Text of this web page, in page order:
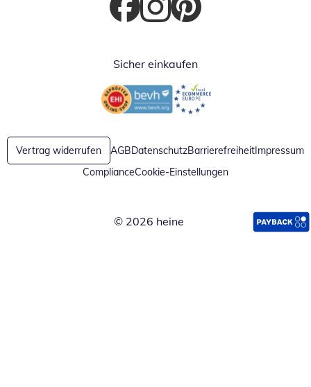
Öffnet in neuem Fenster
Öffnet in neuem Fenster
Öffnet in neuem Fenster
Sicher einkaufen
Öffnet in neuem FensterÖffnet in neuem Fenster
Vertrag widerrufen AGBDatenschutzBarrierefreiheitImpressum
ComplianceCookie-Einstellungen
© 2026 heine